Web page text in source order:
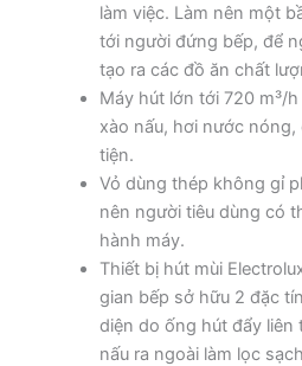
làm việc. Làm nên một
tới người đứng bếp, để
tạo ra các đồ ăn chất
Máy hút lớn tới 720 m³/
xào nấu, hơi nước
tiện.
Vỏ dùng thép không gỉ
nên người tiêu dùng có
hành máy.
Thiết bị hút mùi
gian bếp sở hữu 2 đặc
diện do ống hút đẩy liên
nấu ra ngoài làm lọc